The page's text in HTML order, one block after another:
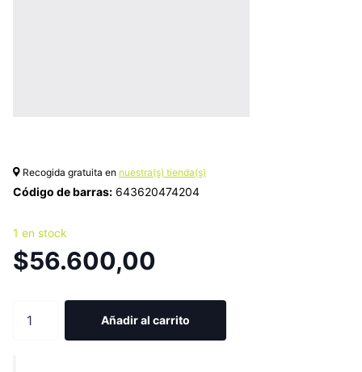
Recogida gratuita en nuestra(s) tienda(s)
Código de barras: 643620474204
1 en stock
$56.600,00
Añadir al carrito